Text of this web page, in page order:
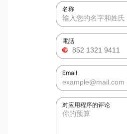
名称
電話
Email
对应用程序的评论